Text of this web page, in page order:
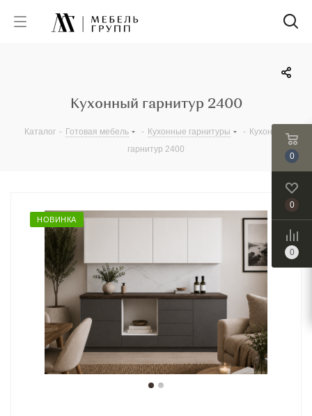
Кухонный гарнитур 2400
Каталог - Готовая мебель - Кухонные гарнитуры - Кухонный
гарнитур 2400
НОВИНКА
0
0
0